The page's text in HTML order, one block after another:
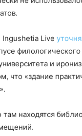
Live
филологического
и
что «здание
находятся